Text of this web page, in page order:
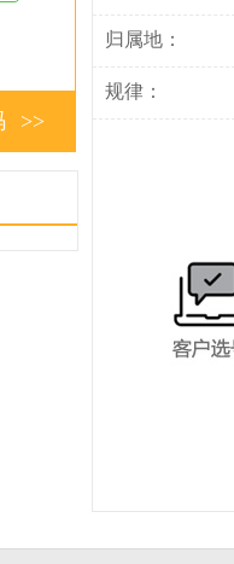
归属地：
规律：
>>